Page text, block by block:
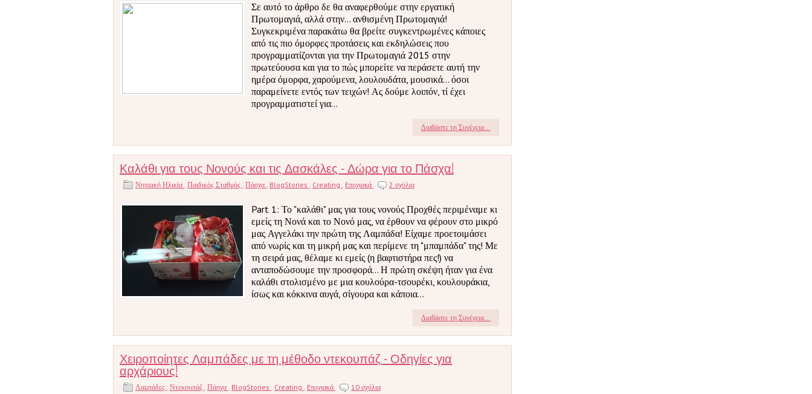
Σε αυτό το άρθρο δε θα αναφερθούμε στην εργατική
Πρωτομαγιά, αλλά στην… ανθισμένη Πρωτομαγιά!
Συγκεκριμένα παρακάτω θα βρείτε συγκεντρωμένες κάποιες
από τις πιο όμορφες προτάσεις και εκδηλώσεις που
προγραμματίζονται για την Πρωτομαγιά 2015 στην
πρωτεύουσα και για το πώς μπορείτε να περάσετε αυτή την
ημέρα όμορφα, χαρούμενα, λουλουδάτα, μουσικά… όσοι
παραμείνετε εντός των τειχών! Ας δούμε λοιπόν, τί έχει
προγραμματιστεί για...
Διαβάστε τη Συνέχεια...
Καλάθι για τους Νονούς και τις Δασκάλες - Δώρα για το Πάσχα!
Νηπιακή Ηλικία , Παιδικός Σταθμός , Πάσχα , BlogStories , Creating , Eποχιακά 2 σχόλια
Part 1: Το "καλάθι" μας για τους νονούς Προχθές περιμέναμε κι
εμείς τη Νονά και το Νονό μας, να έρθουν να φέρουν στο μικρό
μας Αγγελάκι την πρώτη της Λαμπάδα! Είχαμε προετοιμάσει
από νωρίς και τη μικρή μας και περίμενε τη "μπαμπάδα" της! Με
τη σειρά μας, θέλαμε κι εμείς (η βαφτιστήρα πες!) να
ανταποδώσουμε την προσφορά... Η πρώτη σκέψη ήταν για ένα
καλάθι στολισμένο με μια κουλούρα-τσουρέκι, κουλουράκια,
ίσως και κόκκινα αυγά, σίγουρα και κάποια...
Διαβάστε τη Συνέχεια...
Χειροποίητες Λαμπάδες με τη μέθοδο ντεκουπάζ - Οδηγίες για
αρχάριους!
Λαμπάδες , Ντεκουπάζ , Πάσχα , BlogStories , Creating , Eποχιακά 10 σχόλια